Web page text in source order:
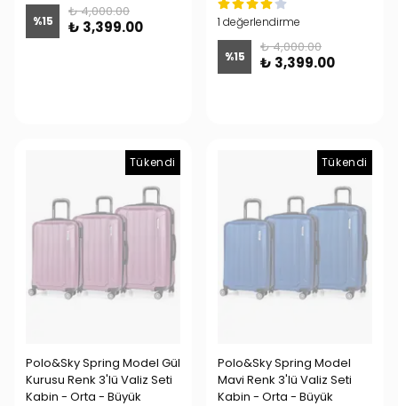
%15
₺ 4,000.00
₺ 3,399.00 1 değerlendirme
%15
₺ 4,000.00
₺ 3,399.00
Tükendi
Polo&Sky Spring Model Gül
Kurusu Renk 3'lü Valiz Seti
Kabin - Orta - Büyük
Tükendi
Polo&Sky Spring Model
Mavi Renk 3'lü Valiz Seti
Kabin - Orta - Büyük